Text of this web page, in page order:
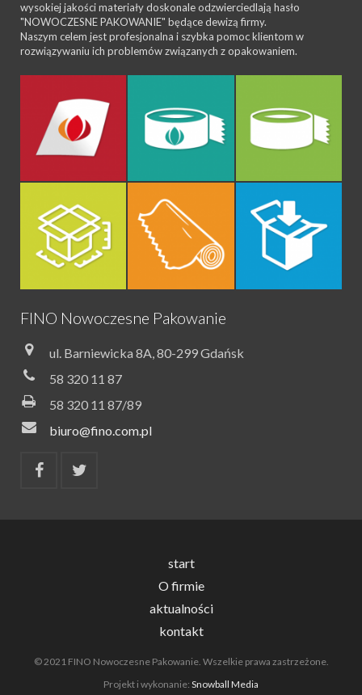
wysokiej jakości materiały doskonale odzwierciedlają hasło
"NOWOCZESNE PAKOWANIE" będące dewizą firmy.
Naszym celem jest profesjonalna i szybka pomoc klientom w
rozwiązywaniu ich problemów związanych z opakowaniem.
FINO Nowoczesne Pakowanie
ul. Barniewicka 8A, 80-299 Gdańsk
58 320 11 87
58 320 11 87/89
biuro@fino.com.pl
start
O firmie
aktualności
kontakt
© 2021 FINO Nowoczesne Pakowanie. Wszelkie prawa zastrzeżone.
Projekt i wykonanie: Snowball Media